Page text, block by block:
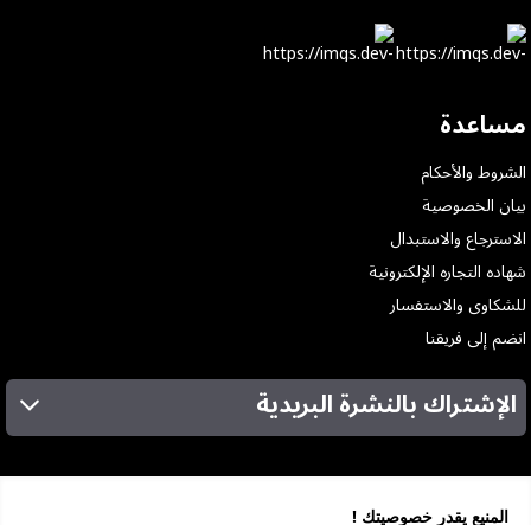
المنيع يقدر خصوصيتك !
مساعدة
الشروط والأحكام
بيان الخصوصية
الاسترجاع والاستبدال
شهاده التجاره الإلكترونية
للشكاوى والاستفسار
انضم إلى فريقنا
الإشتراك بالنشرة البريدية